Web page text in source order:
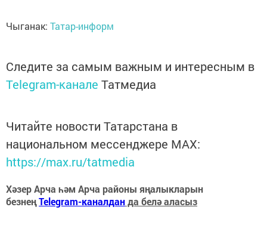
Чыганак: Татар-информ
Следите за самым важным и интересным в
Telegram-канале Татмедиа
Читайте новости Татарстана в
национальном мессенджере MАХ:
https://max.ru/tatmedia
Хәзер Арча һәм Арча районы яңалыкларын
безнеңTelegram-каналданда белә аласыз